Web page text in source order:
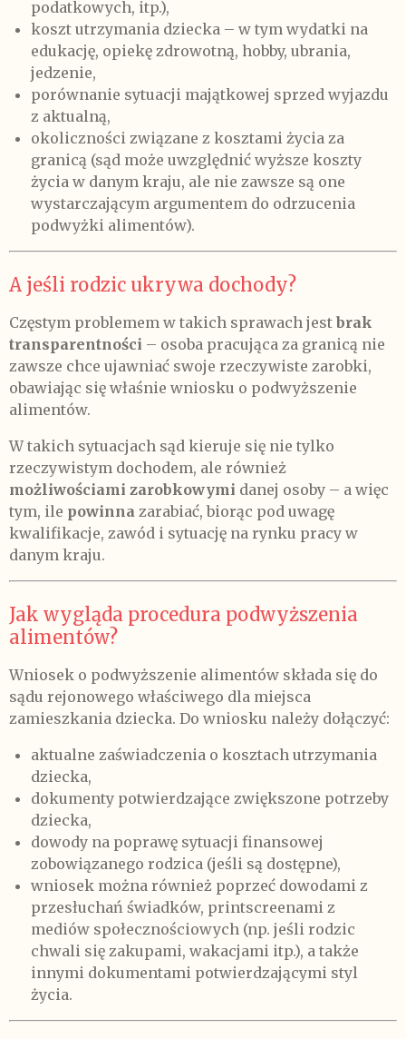
podatkowych, itp.),
koszt utrzymania dziecka – w tym wydatki na
edukację, opiekę zdrowotną, hobby, ubrania,
jedzenie,
porównanie sytuacji majątkowej sprzed wyjazdu
z aktualną,
okoliczności związane z kosztami życia za
granicą (sąd może uwzględnić wyższe koszty
życia w danym kraju, ale nie zawsze są one
wystarczającym argumentem do odrzucenia
podwyżki alimentów).
A jeśli rodzic ukrywa dochody?
Częstym problemem w takich sprawach jest brak
transparentności – osoba pracująca za granicą nie
zawsze chce ujawniać swoje rzeczywiste zarobki,
obawiając się właśnie wniosku o podwyższenie
alimentów.
W takich sytuacjach sąd kieruje się nie tylko
rzeczywistym dochodem, ale również
możliwościami zarobkowymi danej osoby – a więc
tym, ile powinna zarabiać, biorąc pod uwagę
kwalifikacje, zawód i sytuację na rynku pracy w
danym kraju.
Jak wygląda procedura podwyższenia
alimentów?
Wniosek o podwyższenie alimentów składa się do
sądu rejonowego właściwego dla miejsca
zamieszkania dziecka. Do wniosku należy dołączyć:
aktualne zaświadczenia o kosztach utrzymania
dziecka,
dokumenty potwierdzające zwiększone potrzeby
dziecka,
dowody na poprawę sytuacji finansowej
zobowiązanego rodzica (jeśli są dostępne),
wniosek można również poprzeć dowodami z
przesłuchań świadków, printscreenami z
mediów społecznościowych (np. jeśli rodzic
chwali się zakupami, wakacjami itp.), a także
innymi dokumentami potwierdzającymi styl
życia.